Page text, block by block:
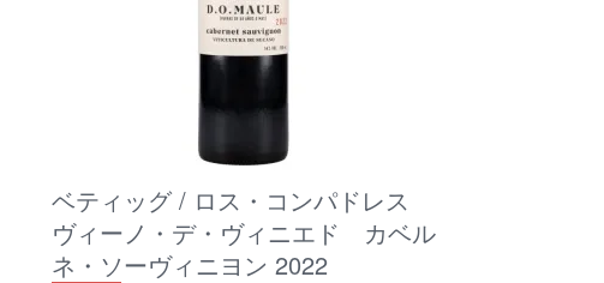
ベティッグ / ロス・コンパドレス
ヴィーノ・デ・ヴィニエド カベル
ネ・ソーヴィニヨン 2022